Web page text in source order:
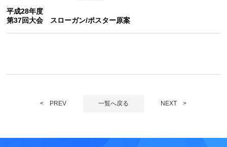
平成28年度
第37回大会 スローガン/ポスター原案
< PREV 一覧へ戻る NEXT >